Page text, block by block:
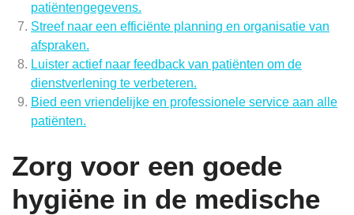
patiëntengegevens.
Streef naar een efficiënte planning en organisatie van
afspraken.
Luister actief naar feedback van patiënten om de
dienstverlening te verbeteren.
Bied een vriendelijke en professionele service aan alle
patiënten.
Zorg voor een goede
hygiëne in de medische